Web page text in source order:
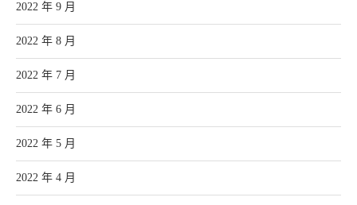
2022 年 9 月
2022 年 8 月
2022 年 7 月
2022 年 6 月
2022 年 5 月
2022 年 4 月